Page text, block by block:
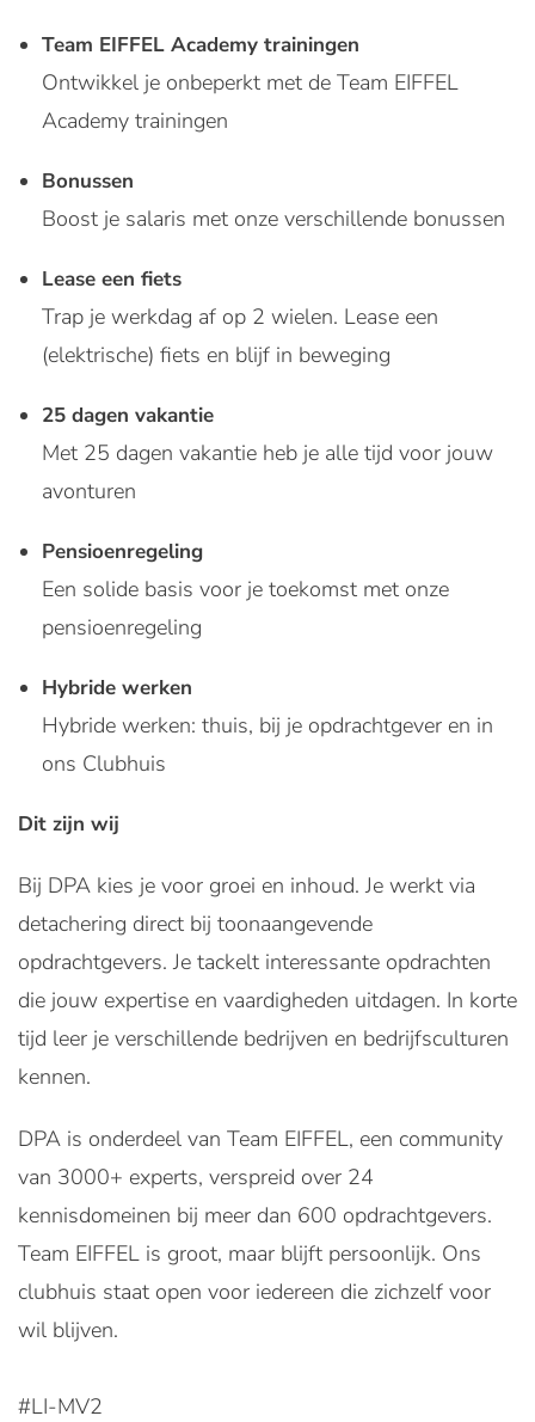
Team EIFFEL Academy trainingen
Ontwikkel je onbeperkt met de Team EIFFEL
Academy trainingen
Bonussen
Boost je salaris met onze verschillende bonussen
Lease een fiets
Trap je werkdag af op 2 wielen. Lease een
(elektrische) fiets en blijf in beweging
25 dagen vakantie
Met 25 dagen vakantie heb je alle tijd voor jouw
avonturen
Pensioenregeling
Een solide basis voor je toekomst met onze
pensioenregeling
Hybride werken
Hybride werken: thuis, bij je opdrachtgever en in
ons Clubhuis
Dit zijn wij
Bij DPA kies je voor groei en inhoud. Je werkt via
detachering direct bij toonaangevende
opdrachtgevers. Je tackelt interessante opdrachten
die jouw expertise en vaardigheden uitdagen. In korte
tijd leer je verschillende bedrijven en bedrijfsculturen
kennen.
DPA is onderdeel van Team EIFFEL, een community
van 3000+ experts, verspreid over 24
kennisdomeinen bij meer dan 600 opdrachtgevers.
Team EIFFEL is groot, maar blijft persoonlijk. Ons
clubhuis staat open voor iedereen die zichzelf voor
wil blijven.
#LI-MV2